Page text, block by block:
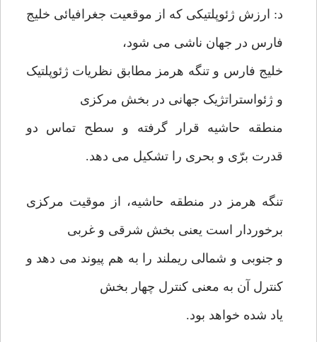
د: ارزش ژئوپلتیکی که از موقعیت جغرافیائی خلیج
فارس در جهان ناشی می شود،
خلیج فارس و تنگه هرمز مطابق نظریات ژئوپلتیک
و ژئواستراتژیک جهانی در بخش مرکزی
منطقه حاشیه قرار گرفته و سطح تماس دو
قدرت برّی و بحری را تشکیل می دهد.
تنگه هرمز در منطقه حاشیه، از موقیت مرکزی
برخوردار است یعنی بخش شرقی و غربی
و جنوبی و شمالی ریملند را به هم پیوند می دهد و
کنترل آن به معنی کنترل چهار بخش
یاد شده خواهد بود.